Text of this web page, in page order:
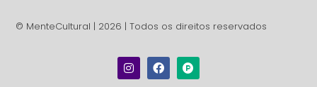
© MenteCultural | 2026 | Todos os direitos reservados